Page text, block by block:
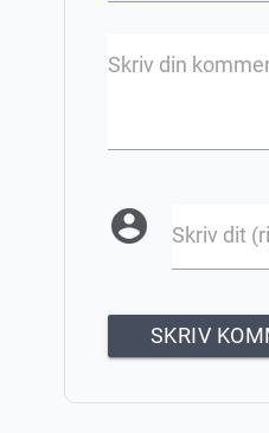
Skriv din
account_circle Skriv dit
SKRIV